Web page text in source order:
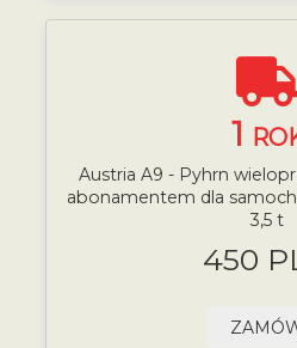
1
Austria A9 - Pyhrn
abonamentem dla
3,5 t
450